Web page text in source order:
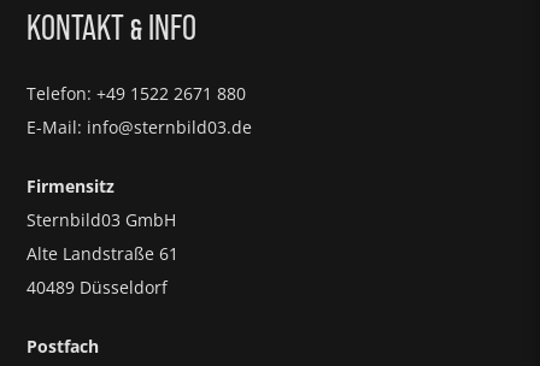
KONTAKT& INFO
Telefon: +49 1522 2671 880
E-Mail: info@sternbild03.de
Firmensitz
Sternbild03 GmbH
Alte Landstraße 61
40489 Düsseldorf
Postfach